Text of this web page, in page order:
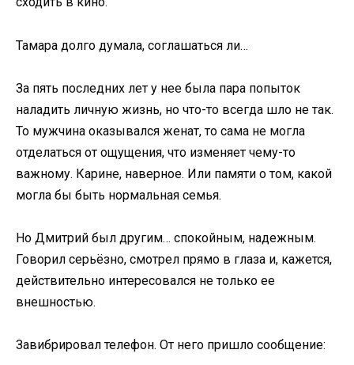
Тамара долго думала, соглашаться ли…
За пять последних лет у нее была пара попыток
наладить личную жизнь, но что-то всегда шло не так.
То мужчина оказывался женат, то сама не могла
отделаться от ощущения, что изменяет чему-то
важному. Карине, наверное. Или памяти о том, какой
могла бы быть нормальная семья.
Но Дмитрий был другим… спокойным, надежным.
Говорил серьёзно, смотрел прямо в глаза и, кажется,
действительно интересовался не только ее
внешностью.
Завибрировал телефон. От него пришло сообщение: